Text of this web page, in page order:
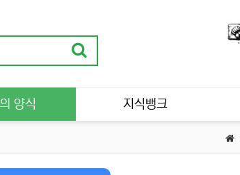
양식 지식뱅크